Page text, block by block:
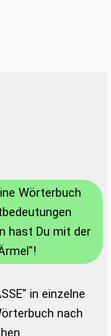
Wörterbuch
hast Du mit der
in einzelne
nach